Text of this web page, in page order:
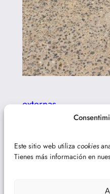
Este sitio web utiliza cookies
Tienes más información en
externas
nocturna en Jabares de
Oteros (3/7/2026)